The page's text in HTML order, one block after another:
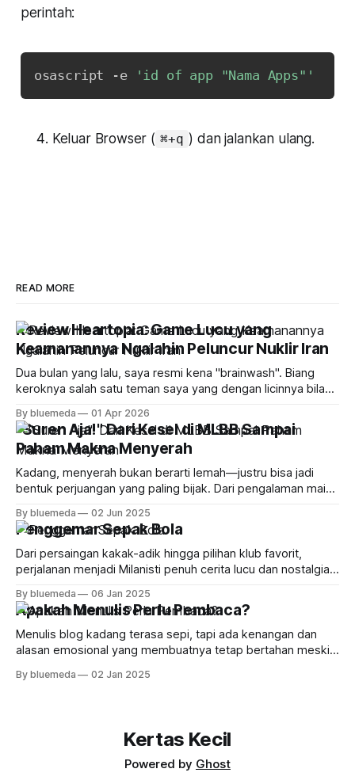
perintah:
osascript -e 'id of app "Nama Apps"'
Keluar Browser ( ⌘+q ) dan jalankan ulang.
READ MORE
Review Heartopia: Game Lucu yang
Keamanannya Ngalahin Peluncur Nuklir Iran
Dua bulan yang lalu, saya resmi kena "brainwash". Biang
keroknya salah satu teman saya yang dengan licinnya bilang
gameplay-nya sebelas dua belas sama Harvest Moon atau
Animal Crossing. Sebagai laki-laki yang hobi bercocok
tanam, saya langsung kena umpan.
By bluemeda 01 Apr 2026
"Suren Aja!" Dari Kesel di MLBB Sampai
Paham Makna Menyerah
Kadang, menyerah bukan berarti lemah—justru bisa jadi
bentuk perjuangan yang paling bijak. Dari pengalaman main
kalau tahu kapan harus berhenti itu juga penting. Yuk, cari
tahu kapan waktu yang tepat buat bilang “cukup” tanpa
merasa gagal!
By bluemeda 02 Jun 2025
Penggemar Sepak Bola
Dari persaingan kakak-adik hingga pilihan klub favorit,
perjalanan menjadi Milanisti penuh cerita lucu dan nostalgia
By bluemeda 06 Jan 2025
Apakah Menulis Perlu Pembaca?
Menulis blog kadang terasa sepi, tapi ada kenangan dan
alasan emosional yang membuatnya tetap bertahan meski
menunggu dibagikan.
By bluemeda 02 Jan 2025
Kertas Kecil
Powered by Ghost